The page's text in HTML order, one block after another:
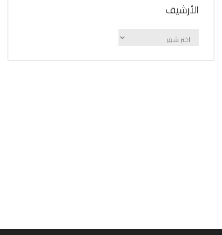
اﻷرشيف
اﻷرشيف